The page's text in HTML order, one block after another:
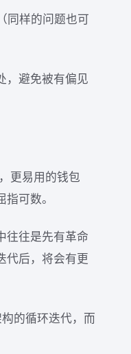
同样的问题也可
，避免被有偏见
更易用的钱包
可数。
往往是先有革命
代后，将会有更
的循环迭代，而